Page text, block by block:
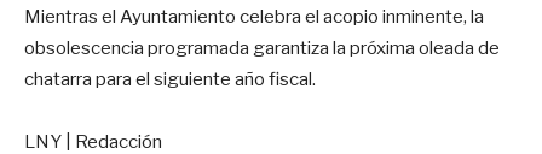
Mientras el Ayuntamiento celebra el acopio inminente, la
obsolescencia programada garantiza la próxima oleada de
chatarra para el siguiente año fiscal.
LNY | Redacción